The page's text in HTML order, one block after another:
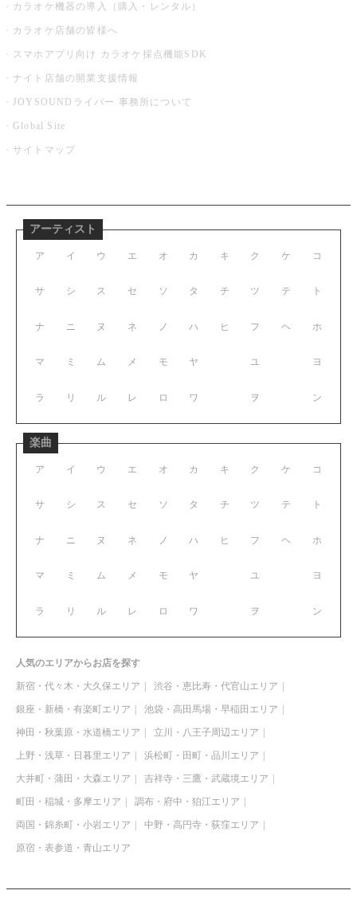
カラオケ機器の導入（購入・レンタル）
カラオケ店舗の皆様へ
スマホアプリ向け カラオケ採点機能SDK
ナイト店舗の開業支援情報
JOYSOUNDライバー 事務所について
Global Site
サイトマップ
アーティスト
ア イ ウ エ オ
サ シ ス セ ソ
ナ ニ ヌ ネ ノ
マ ミ ム メ モ
ラ リ ル レ ロ
カ キ ク ケ コ
タ チ ツ テ ト
ハ ヒ フ ヘ ホ
ヤ ユ ヨ
ワ ヲ ン
楽曲
ア イ ウ エ オ
サ シ ス セ ソ
ナ ニ ヌ ネ ノ
マ ミ ム メ モ
ラ リ ル レ ロ
カ キ ク ケ コ
タ チ ツ テ ト
ハ ヒ フ ヘ ホ
ヤ ユ ヨ
ワ ヲ ン
人気のエリアからお店を探す
新宿・代々木・大久保エリア 渋谷・恵比寿・代官山エリア
銀座・新橋・有楽町エリア 池袋・高田馬場・早稲田エリア
神田・秋葉原・水道橋エリア 立川・八王子周辺エリア
上野・浅草・日暮里エリア 浜松町・田町・品川エリア
大井町・蒲田・大森エリア 吉祥寺・三鷹・武蔵境エリア
町田・稲城・多摩エリア 調布・府中・狛江エリア
両国・錦糸町・小岩エリア 中野・高円寺・荻窪エリア
原宿・表参道・青山エリア